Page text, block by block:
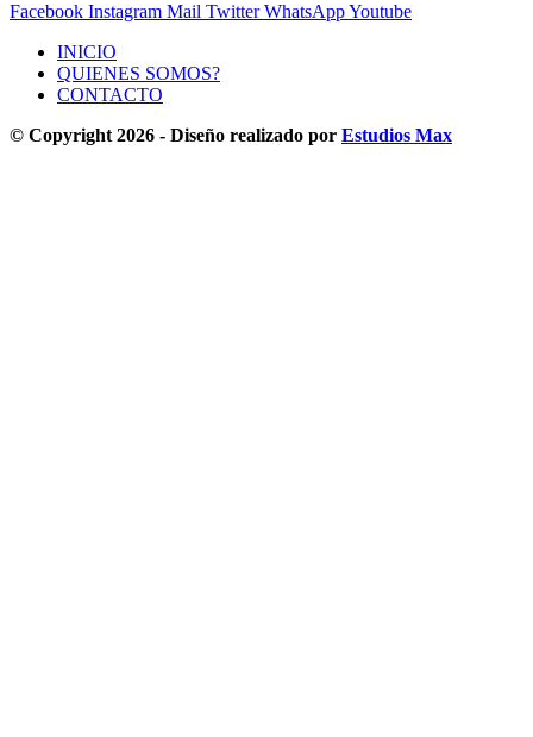
Facebook Instagram Mail Twitter WhatsAppYoutube
INICIO
QUIENES SOMOS?
CONTACTO
© Copyright 2026 - Diseño realizado por Estudios Max